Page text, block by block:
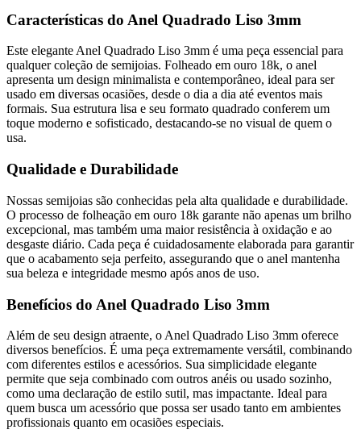
Características do Anel Quadrado Liso 3mm
Este elegante Anel Quadrado Liso 3mm é uma peça essencial para
qualquer coleção de semijoias. Folheado em ouro 18k, o anel
apresenta um design minimalista e contemporâneo, ideal para ser
usado em diversas ocasiões, desde o dia a dia até eventos mais
formais. Sua estrutura lisa e seu formato quadrado conferem um
toque moderno e sofisticado, destacando-se no visual de quem o
usa.
Qualidade e Durabilidade
Nossas semijoias são conhecidas pela alta qualidade e durabilidade.
O processo de folheação em ouro 18k garante não apenas um brilho
excepcional, mas também uma maior resistência à oxidação e ao
desgaste diário. Cada peça é cuidadosamente elaborada para garantir
que o acabamento seja perfeito, assegurando que o anel mantenha
sua beleza e integridade mesmo após anos de uso.
Benefícios do Anel Quadrado Liso 3mm
Além de seu design atraente, o Anel Quadrado Liso 3mm oferece
diversos benefícios. É uma peça extremamente versátil, combinando
com diferentes estilos e acessórios. Sua simplicidade elegante
permite que seja combinado com outros anéis ou usado sozinho,
como uma declaração de estilo sutil, mas impactante. Ideal para
quem busca um acessório que possa ser usado tanto em ambientes
profissionais quanto em ocasiões especiais.